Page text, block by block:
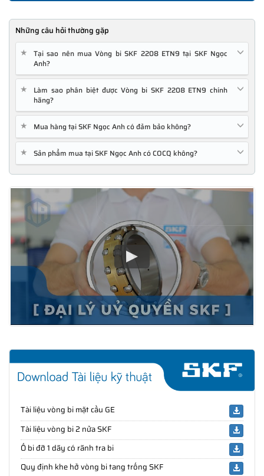
Những câu hỏi thường gặp
★
Tại sao nên mua Vòng bi SKF 2208 ETN9 tại SKF Ngọc
Anh?
★
Làm sao phân biệt được Vòng bi SKF 2208 ETN9 chính
hãng?
★ Mua hàng tại SKF Ngọc Anh có đảm bảo không?
★ Sản phẩm mua tại SKF Ngọc Anh có COCQ không?
Tài liệu vòng bi mặt cầu GE
Tài liệu vòng bi 2 nửa SKF
Ổ bi đỡ 1 dãy có rãnh tra bi
Quy định khe hở vòng bi tang trống SKF